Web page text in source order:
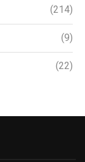
(214)
(9)
(22)